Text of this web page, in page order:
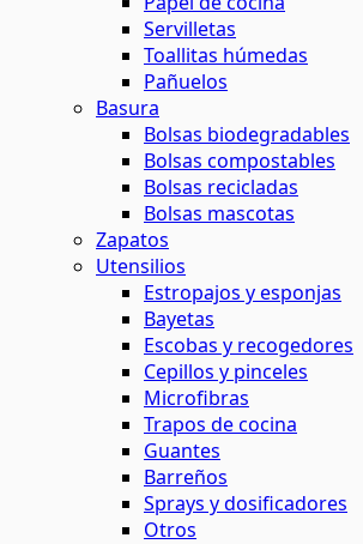
Servilletas
Toallitas húmedas
Pañuelos
Basura
Bolsas biodegradables
Bolsas compostables
Bolsas recicladas
Bolsas mascotas
Zapatos
Utensilios
Estropajos y esponjas
Bayetas
Escobas y recogedores
Cepillos y pinceles
Microfibras
Trapos de cocina
Guantes
Barreños
Sprays y dosificadores
Otros